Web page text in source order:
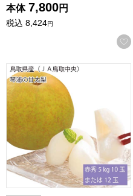
本体 7,800円
税込 8,424円
鳥取県産(JA鳥取中央)琴浦